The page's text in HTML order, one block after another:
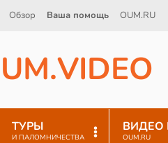
Обзор Ваша помощь OUM.RU
UM.VIDEO
ТУРЫ
И ПАЛОМНИЧЕСТВА
ВИДЕО
OUM.RU